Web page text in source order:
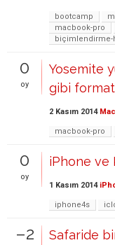
bootcamp
macbook-pro
biçimlendirme-
0
oy
Yosemite
gibi
2 Kasım 2014
macbook-pro
0
oy
iPhone ve
1 Kasım 2014
iphone4s
–2 Safaride